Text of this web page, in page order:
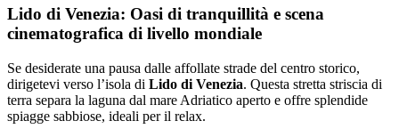
Lido di Venezia: Oasi di tranquillità e scena
cinematografica di livello mondiale
Se desiderate una pausa dalle affollate strade del centro storico,
dirigetevi verso l’isola di Lido di Venezia. Questa stretta striscia di
terra separa la laguna dal mare Adriatico aperto e offre splendide
spiagge sabbiose, ideali per il relax.